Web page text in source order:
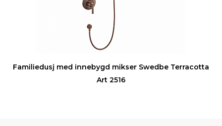
Familiedusj med innebygd mikser Swedbe Terracotta
Art 2516